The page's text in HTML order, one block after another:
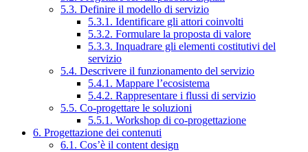
5.3. Definire il modello di servizio
5.3.1. Identificare gli attori coinvolti
5.3.2. Formulare la proposta di valore
5.3.3. Inquadrare gli elementi costitutivi del
servizio
5.4. Descrivere il funzionamento del servizio
5.4.1. Mappare l’ecosistema
5.4.2. Rappresentare i flussi di servizio
5.5. Co-progettare le soluzioni
5.5.1. Workshop di co-progettazione
6. Progettazione dei contenuti
6.1. Cos’è il content design